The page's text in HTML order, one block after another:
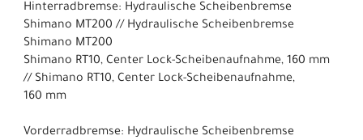
Hinterradbremse: Hydraulische Scheibenbremse
Shimano MT200 // Hydraulische Scheibenbremse
Shimano MT200
Shimano RT10, Center Lock-Scheibenaufnahme, 160 mm
// Shimano RT10, Center Lock-Scheibenaufnahme,
160 mm
Vorderradbremse: Hydraulische Scheibenbremse